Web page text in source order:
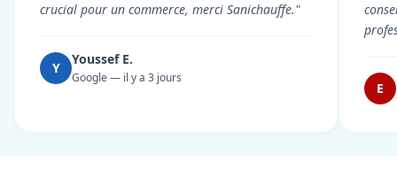
crucial pour un commerce, merci Sanichauffe."
Y
Youssef E.
Google — il y a 3 jours
E